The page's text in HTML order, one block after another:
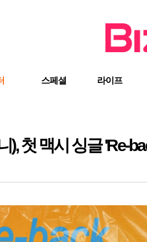
스페셜 라이프
), 첫 맥시 싱글 'Re-